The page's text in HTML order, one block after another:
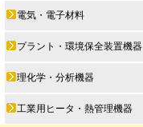
電気・電子材料
プラント・環境保全装置機器
理化学・分析機器
工業用ヒータ・熱管理機器